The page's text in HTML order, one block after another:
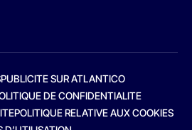
PUBLICITE SUR ATLANTICO
DE CONFIDENTIALITE
POLITIQUE RELATIVE AUX COOKIES